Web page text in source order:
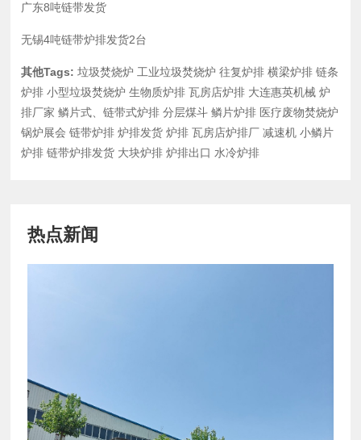
广东8吨链带发货
无锡4吨链带炉排发货2台
其他Tags: 垃圾焚烧炉 工业垃圾焚烧炉 往复炉排 横梁炉排 链条
炉排 小型垃圾焚烧炉 生物质炉排 瓦房店炉排 大连惠英机械 炉
排厂家 鳞片式、链带式炉排 分层煤斗 鳞片炉排 医疗废物焚烧炉
锅炉展会 链带炉排 炉排发货 炉排 瓦房店炉排厂 减速机 小鳞片
炉排 链带炉排发货 大块炉排 炉排出口 水冷炉排
热点新闻